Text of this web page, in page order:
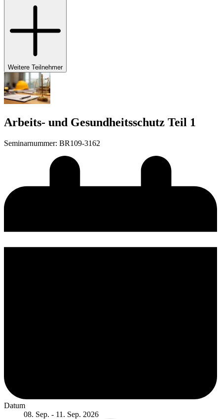
Weitere Teilnehmer
Arbeits- und Gesundheitsschutz Teil 1
Seminarnummer: BR109-3162
Datum
08. Sep. - 11. Sep. 2026